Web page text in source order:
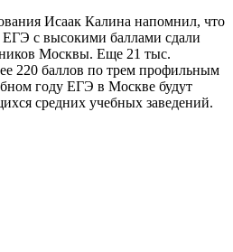
Исаак Калина напомнил, что
ЕГЭ с высокими баллами сдали
Москвы. Еще 21 тыс.
220 баллов по трем профильным
году ЕГЭ в Москве будут
средних учебных заведений.